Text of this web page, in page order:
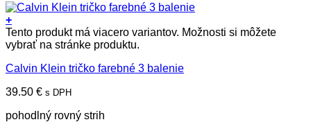
+
Tento produkt má viacero variantov. Možnosti si môžete
vybrať na stránke produktu.
Calvin Klein tričko farebné 3 balenie
39.50 € s DPH
pohodlný rovný strih